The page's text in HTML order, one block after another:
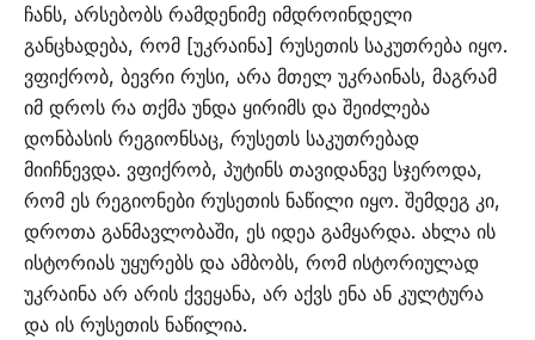
ჩანს, არსებობს რამდენიმე იმდროინდელი
განცხადება, რომ [უკრაინა] რუსეთის საკუთრება იყო.
ვფიქრობ, ბევრი რუსი, არა მთელ უკრაინას, მაგრამ
იმ დროს რა თქმა უნდა ყირიმს და შეიძლება
დონბასის რეგიონსაც, რუსეთს საკუთრებად
მიიჩნევდა. ვფიქრობ, პუტინს თავიდანვე სჯეროდა,
რომ ეს რეგიონები რუსეთის ნაწილი იყო. შემდეგ კი,
დროთა განმავლობაში, ეს იდეა გამყარდა. ახლა ის
ისტორიას უყურებს და ამბობს, რომ ისტორიულად
უკრაინა არ არის ქვეყანა, არ აქვს ენა ან კულტურა
და ის რუსეთის ნაწილია.